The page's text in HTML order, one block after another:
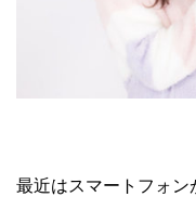
最近はスマートフォン